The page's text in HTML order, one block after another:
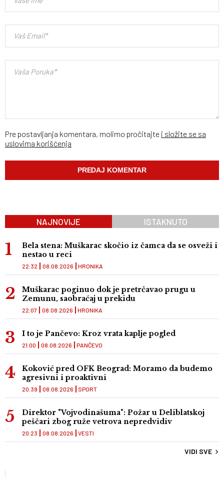
Pre postavljanja komentara, molimo pročitajte i složite se sa
uslovima korišćenja
NAJNOVIJE ISTAKNUTO
Bela stena: Muškarac skočio iz čamca da se osveži i
nestao u reci
HRONIKA
22:32 08.08.2026
Muškarac poginuo dok je pretrčavao prugu u
Zemunu, saobraćaj u prekidu
HRONIKA
22:07 08.08.2026
I to je Pančevo: Kroz vrata kaplje pogled
PANČEVO
21:00 08.08.2026
Koković pred OFK Beograd: Moramo da budemo
agresivni i proaktivni
SPORT
20:39 08.08.2026
Direktor "Vojvodinašuma": Požar u Deliblatskoj
peščari zbog ruže vetrova nepredvidiv
VESTI
20:23 08.08.2026
VIDI SVE